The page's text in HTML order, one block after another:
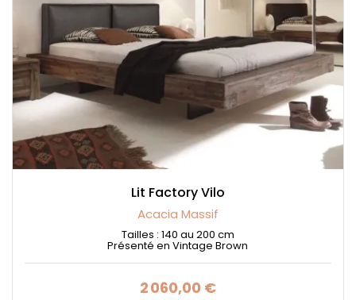
Lit Factory Vilo
Acacia Massif
Tailles : 140 au 200 cm
Présenté en Vintage Brown
Prix
2 060,00 €